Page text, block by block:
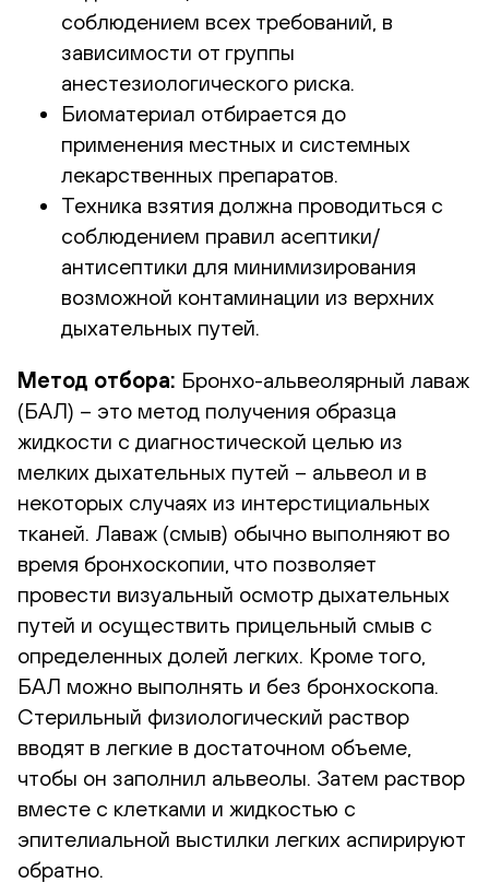
соблюдением всех требований, в
зависимости от группы
анестезиологического риска.
Биоматериал отбирается до
применения местных и системных
лекарственных препаратов.
Техника взятия должна проводиться с
соблюдением правил асептики/
антисептики для минимизирования
возможной контаминации из верхних
дыхательных путей.
Метод отбора: Бронхо-альвеолярный лаваж
(БАЛ) – это метод получения образца
жидкости с диагностической целью из
мелких дыхательных путей – альвеол и в
некоторых случаях из интерстициальных
тканей. Лаваж (смыв) обычно выполняют во
время бронхоскопии, что позволяет
провести визуальный осмотр дыхательных
путей и осуществить прицельный смыв с
определенных долей легких. Кроме того,
БАЛ можно выполнять и без бронхоскопа.
Стерильный физиологический раствор
вводят в легкие в достаточном объеме,
чтобы он заполнил альвеолы. Затем раствор
вместе с клетками и жидкостью с
эпителиальной выстилки легких аспирируют
обратно.